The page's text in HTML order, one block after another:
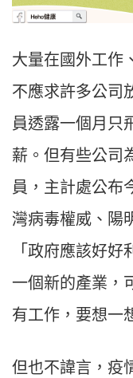
大量在國外工作
不應求許多公司
員透露一個月只
薪。但有些公司
員，主計處公布
灣病毒權威、陽
「政府應該好
一個新的產業，
有工作，要想一
但也不諱言，疫